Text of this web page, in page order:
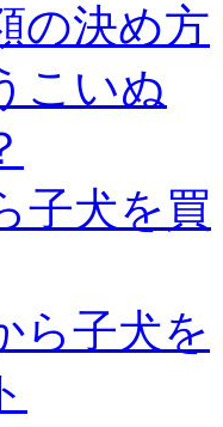
の決め方
こいぬ
子犬を買
ら子犬を